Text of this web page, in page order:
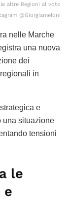
altre Regioni al voto
@Giorgiameloni
nelle Marche
una nuova
dei
in
e
una situazione
tensioni
le
e